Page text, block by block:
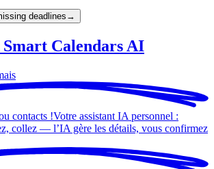
deadlines →
Smart Calendars AI
contacts !Votre assistant IA personnel :
collez — l’IA gère les détails, vous confirmez